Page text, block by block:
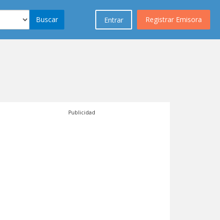
Registrar Emisora
Entrar
Buscar
Publicidad